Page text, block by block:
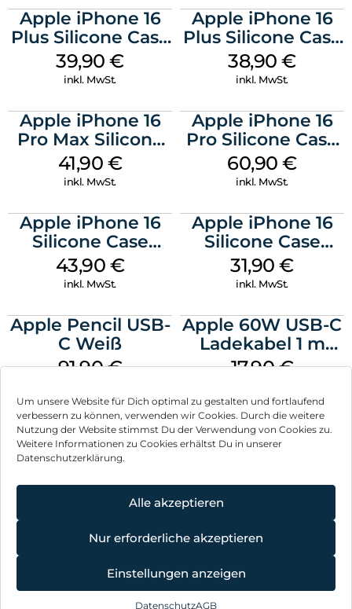
Um unsere Website für Dich optimal zu gestalten und fortlaufend
verbessern zu können, verwenden wir Cookies. Durch die weitere
Nutzung der Website stimmst Du der Verwendung von Cookies zu.
Weitere Informationen zu Cookies erhältst Du in unserer
Datenschutzerklärung.
Alle akzeptieren
Nur erforderliche akzeptieren
Einstellungen anzeigen
DatenschutzAGB
Apple iPhone 16
Plus Silicone Case
MagSafe Plum
39,90€
inkl. MwSt.
Apple iPhone 16
Plus Silicone Case
MagSafe Denim
38,90€
inkl. MwSt.
Apple iPhone 16
Pro Max Silicone
Case MagSafe
Ultramarine
41,90 €
inkl. MwSt.
Apple iPhone 16
Pro Silicone Case
MagSafe Stone
Gray
60,90€
inkl. MwSt.
Apple iPhone 16
Silicone Case
MagSafe Plum
43,90 €
inkl. MwSt.
Apple iPhone 16
Silicone Case
MagSafe Fuchsia
31,90€
inkl. MwSt.
Apple Pencil USB-
C Weiß
91,90€
Apple 60W USB-C
Ladekabel 1 m
Weiß
17,90€
Vertrag widerrufen
Hinweis zur Batterieentsorgung